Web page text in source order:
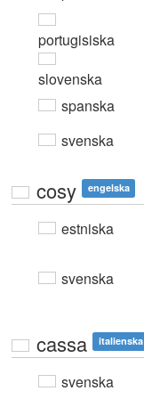
portugisiska
slovenska
spanska
svenska
cosy engelska
estniska
svenska
cassa italienska
svenska